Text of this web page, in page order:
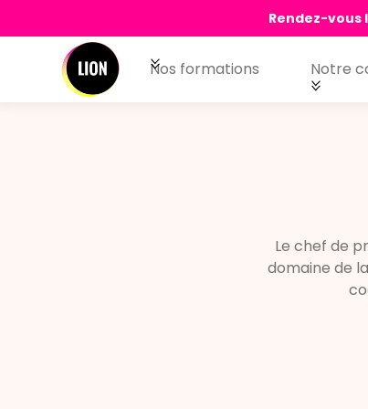
Rendez-vous
Nos formations Notre
Le chef de
domaine de